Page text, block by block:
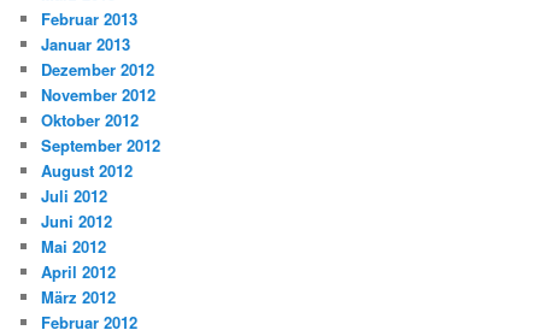
Februar 2013
Januar 2013
Dezember 2012
November 2012
Oktober 2012
September 2012
August 2012
Juli 2012
Juni 2012
Mai 2012
April 2012
März 2012
Februar 2012